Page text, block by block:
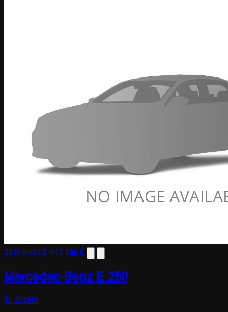
20146 652 $≈ 17 435 ₾
Mercedes-Benz E 250
TL-207901